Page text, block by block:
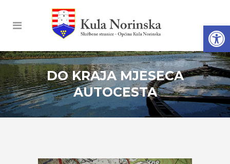
DO KRAJA MJESECA
AUTOCESTA